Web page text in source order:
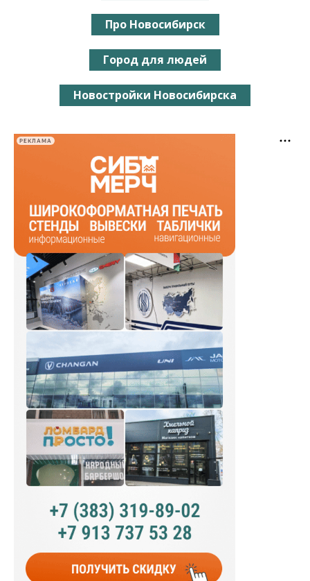
Про Новосибирск
Город для людей
Новостройки Новосибирска
РЕКЛАМА